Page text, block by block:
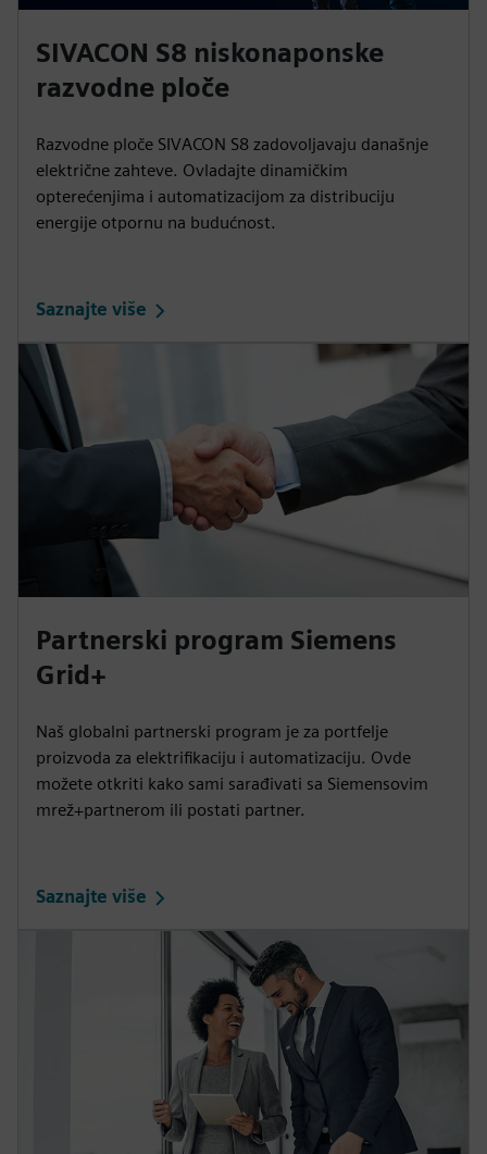
SIVACON S8 niskonaponske
razvodne ploče
Razvodne ploče SIVACON S8 zadovoljavaju današnje
električne zahteve. Ovladajte dinamičkim
opterećenjima i automatizacijom za distribuciju
energije otpornu na budućnost.
Saznajte više
Partnerski program Siemens
Grid+
Naš globalni partnerski program je za portfelje
proizvoda za elektrifikaciju i automatizaciju. Ovde
možete otkriti kako sami sarađivati sa Siemensovim
mrež+partnerom ili postati partner.
Saznajte više